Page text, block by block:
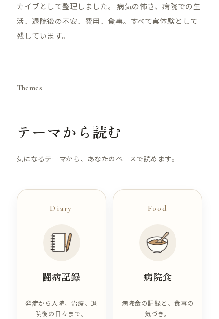
カイブとして整理しました。 病気の怖さ、病院での生
活、退院後の不安、費用、食事。すべて実体験として
残しています。
Themes
テーマから読む
気になるテーマから、あなたのペースで読めます。
Diary
闘病記録
発症から入院、治療、退
院後の日々まで。
Food
病院食
病院食の記録と、食事の
気づき。